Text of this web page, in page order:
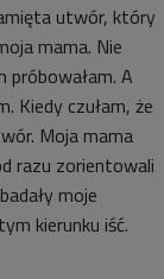
utwór, który
mama. Nie
A
Kiedy czułam, że
Moja mama
razu zorientowali
moje
kierunku iść.